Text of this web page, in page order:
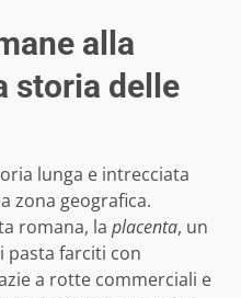
alla
storia delle
lunga e intrecciata
zona geografica.
romana, la placenta, un
farciti con
a rotte commerciali e